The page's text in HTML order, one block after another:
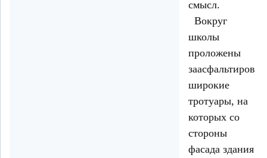
смысл.
Вокруг
школы
проложены
широкие
тротуары, на
которых со
стороны
фасада здания